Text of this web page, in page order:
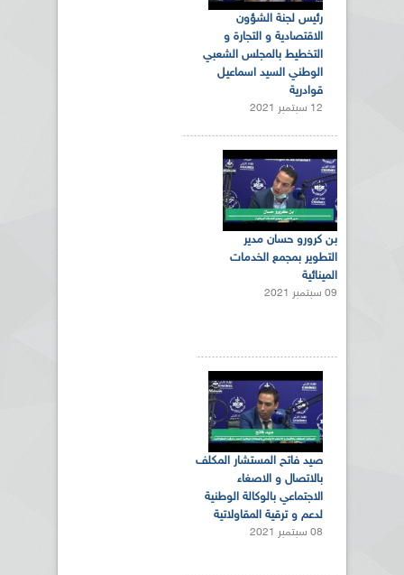
رئيس لجنة الشؤون
الاقتصادية و التجارة و
التخطيط بالمجلس الشعبي
الوطني السيد اسماعيل
قوادرية
12 سبتمبر 2021
بن كرورو حسان مدير
التطوير بمجمع الخدمات
المينائية
09 سبتمبر 2021
صيد فاتح المستشار المكلف
بالاتصال و الاصغاء
الاجتماعي بالوكالة الوطنية
لدعم و ترقية المقاولاتية
08 سبتمبر 2021